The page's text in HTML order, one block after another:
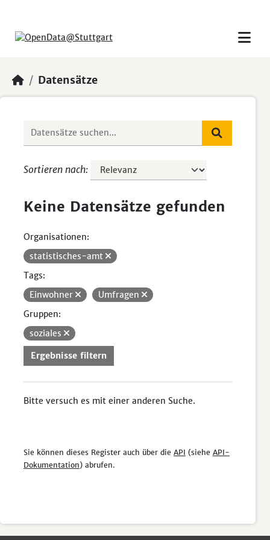
Datensätze
Sortieren nach
Keine Datensätze gefunden
Organisationen:
statistisches-amt
Tags:
Einwohner
Umfragen
Gruppen:
soziales
Ergebnisse filtern
Bitte versuch es mit einer anderen Suche.
Sie können dieses Register auch über die API (siehe API-
Dokumentation) abrufen.